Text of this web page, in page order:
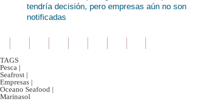
tendría decisión, pero empresas aún no son
notificadas
TAGS
Pesca |
Seafrost |
Empresas |
Oceano Seafood |
Marinasol